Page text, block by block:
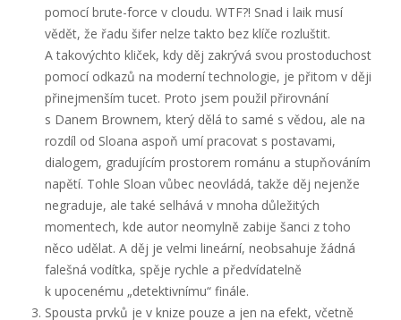
pomocí brute-force v cloudu. WTF?! Snad i laik musí
vědět, že řadu šifer nelze takto bez klíče rozluštit.
A takovýchto kliček, kdy děj zakrývá svou prostoduchost
pomocí odkazů na moderní technologie, je přitom v ději
přinejmenším tucet. Proto jsem použil přirovnání
s Danem Brownem, který dělá to samé s vědou, ale na
rozdíl od Sloana aspoň umí pracovat s postavami,
dialogem, gradujícím prostorem románu a stupňováním
napětí. Tohle Sloan vůbec neovládá, takže děj nejenže
negraduje, ale také selhává v mnoha důležitých
momentech, kde autor neomylně zabije šanci z toho
něco udělat. A děj je velmi lineární, neobsahuje žádná
falešná vodítka, spěje rychle a předvídatelně
k upocenému „detektivnímu“ finále.
Spousta prvků je v knize pouze a jen na efekt, včetně